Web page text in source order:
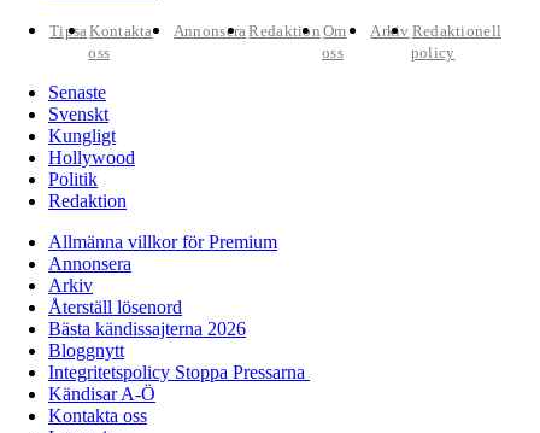
TipsaKontakta
oss
AnnonseraRedaktion Om
oss
Arkiv Redaktionell
policy
Senaste
Svenskt
Kungligt
Hollywood
Politik
Redaktion
Allmänna villkor för Premium
Annonsera
Arkiv
Återställ lösenord
Bästa kändissajterna 2026
Bloggnytt
Integritetspolicy Stoppa Pressarna
Kändisar A-Ö
Kontakta oss